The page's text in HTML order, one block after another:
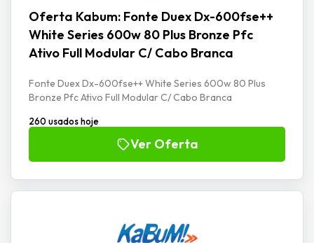
Oferta Kabum: Fonte Duex Dx-600fse++
White Series 600w 80 Plus Bronze Pfc
Ativo Full Modular C/ Cabo Branca
Fonte Duex Dx-600fse++ White Series 600w 80 Plus
Bronze Pfc Ativo Full Modular C/ Cabo Branca
260 usados hoje
Ver Oferta